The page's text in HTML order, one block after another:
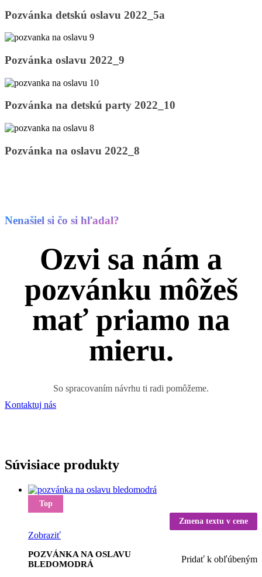
2022_4a
Pozvánka
oslavu
2022_5a
Pozvánka detskú oslavu 2022_5a
Pozvánka
2022_9
Pozvánka oslavu 2022_9
Pozvánka
detskú
party
2022_10
Pozvánka na detskú party 2022_10
Pozvánka
Pozvánka na oslavu 2022_8
Nenašiel si čo si hľadal?
Ozvi sa nám a
pozvánku môžeš
mať priamo na
mieru.
So spracovaním návrhu ti radi pomôžeme.
Kontaktuj nás
Súvisiace produkty
Top
Zmena textu v cene
Zobraziť
POZVÁNKA NA OSLAVU
BLEDOMODRÁ
Pridať k obľúbeným